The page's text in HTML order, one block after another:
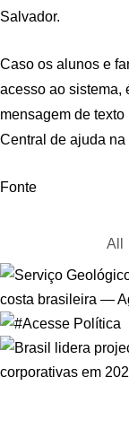
Salvador.
Caso os alunos e
acesso ao sistema,
mensagem de
Central de ajuda
Fonte
All